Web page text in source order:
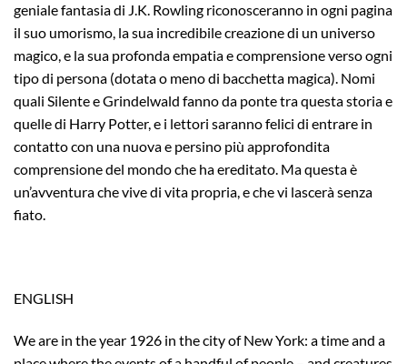
geniale fantasia di J.K. Rowling riconosceranno in ogni pagina
il suo umorismo, la sua incredibile creazione di un universo
magico, e la sua profonda empatia e comprensione verso ogni
tipo di persona (dotata o meno di bacchetta magica). Nomi
quali Silente e Grindelwald fanno da ponte tra questa storia e
quelle di Harry Potter, e i lettori saranno felici di entrare in
contatto con una nuova e persino più approfondita
comprensione del mondo che ha ereditato. Ma questa è
un’avventura che vive di vita propria, e che vi lascerà senza
fiato.
ENGLISH
We are in the year 1926 in the city of New York: a time and a